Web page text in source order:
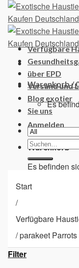
Skip
content
Warenkorb /
Es
Anmelden
Warenkorb
Es befinden
Verfügbare
über EPD
Versand und
Blog exotier
Sie uns
Suchen
nach:
Start
/
Verfügbare
/parakeet Parrots
Filter